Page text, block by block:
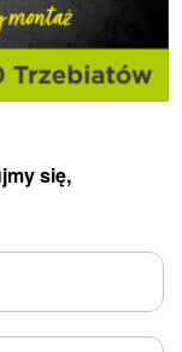
się,